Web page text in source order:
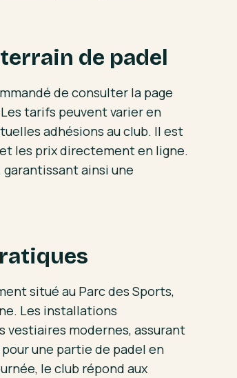
de padel
de consulter la page
Les tarifs peuvent varier en
adhésions au club. Il est
les prix directement en ligne.
ainsi une
situé au Parc des Sports,
Les installations
vestiaires modernes, assurant
une partie de padel en
le club répond aux